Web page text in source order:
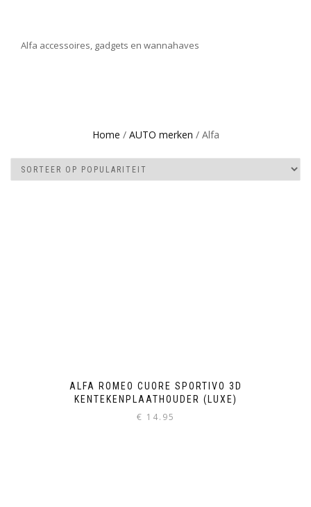
Alfa accessoires, gadgets en wannahaves
Home / AUTO merken / Alfa
ALFA ROMEO CUORE SPORTIVO 3D
KENTEKENPLAATHOUDER (LUXE)
€ 14.95